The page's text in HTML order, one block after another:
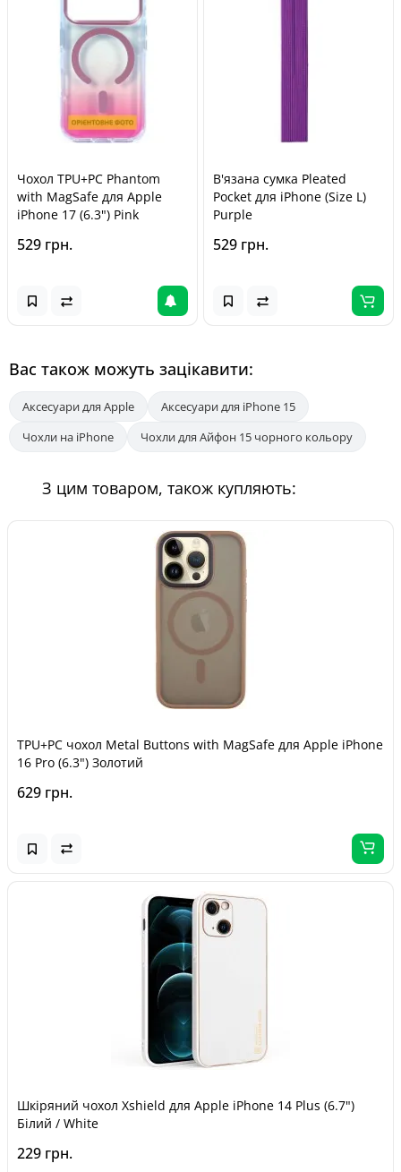
Чохол TPU+PC Phantom
with MagSafe для Apple
iPhone 17 (6.3") Pink
529 грн.
В'язана сумка Pleated
Pocket для iPhone (Size L)
Purple
529 грн.
Вас також можуть зацікавити:
Аксесуари для Apple
Аксесуари для iPhone 15
Чохли на iPhone
Чохли для Айфон 15 чорного кольору
З цим товаром, також купляють:
TPU+PC чохол Metal Buttons with MagSafe для Apple iPhone
16 Pro (6.3") Золотий
629 грн.
Шкіряний чохол Xshield для Apple iPhone 14 Plus (6.7")
Білий / White
229 грн.